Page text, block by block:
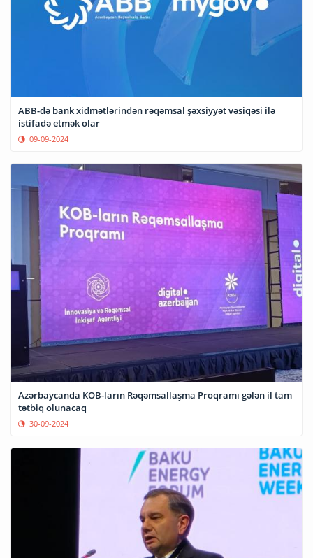
ABB-də bank xidmətlərindən rəqəmsal şəxsiyyət vəsiqəsi ilə
istifadə etmək olar
09-09-2024
Azərbaycanda KOB-ların Rəqəmsallaşma Proqramı gələn il tam
tətbiq olunacaq
30-09-2024